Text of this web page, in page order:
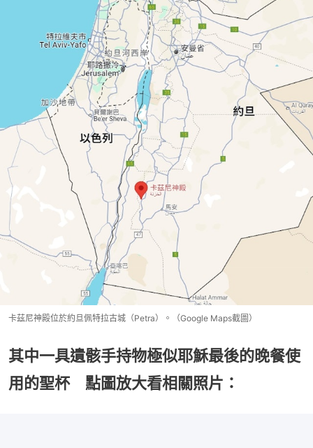
卡茲尼神殿位於約旦佩特拉古城（Petra）。（Google Maps截圖）
其中一具遺骸手持物極似耶穌最後的晚餐使
用的聖杯 點圖放大看相關照片：